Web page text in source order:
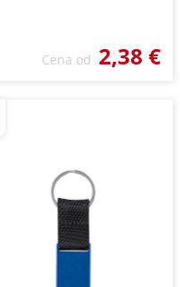
Cena od 2,38 €